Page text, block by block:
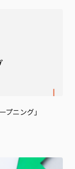
プニング」